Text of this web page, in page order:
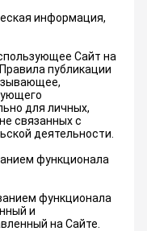
(обращений в
информация,
Сайт на
публикации
для личных,
связанных с
деятельности.
функционала
функционала
и
на Сайте.